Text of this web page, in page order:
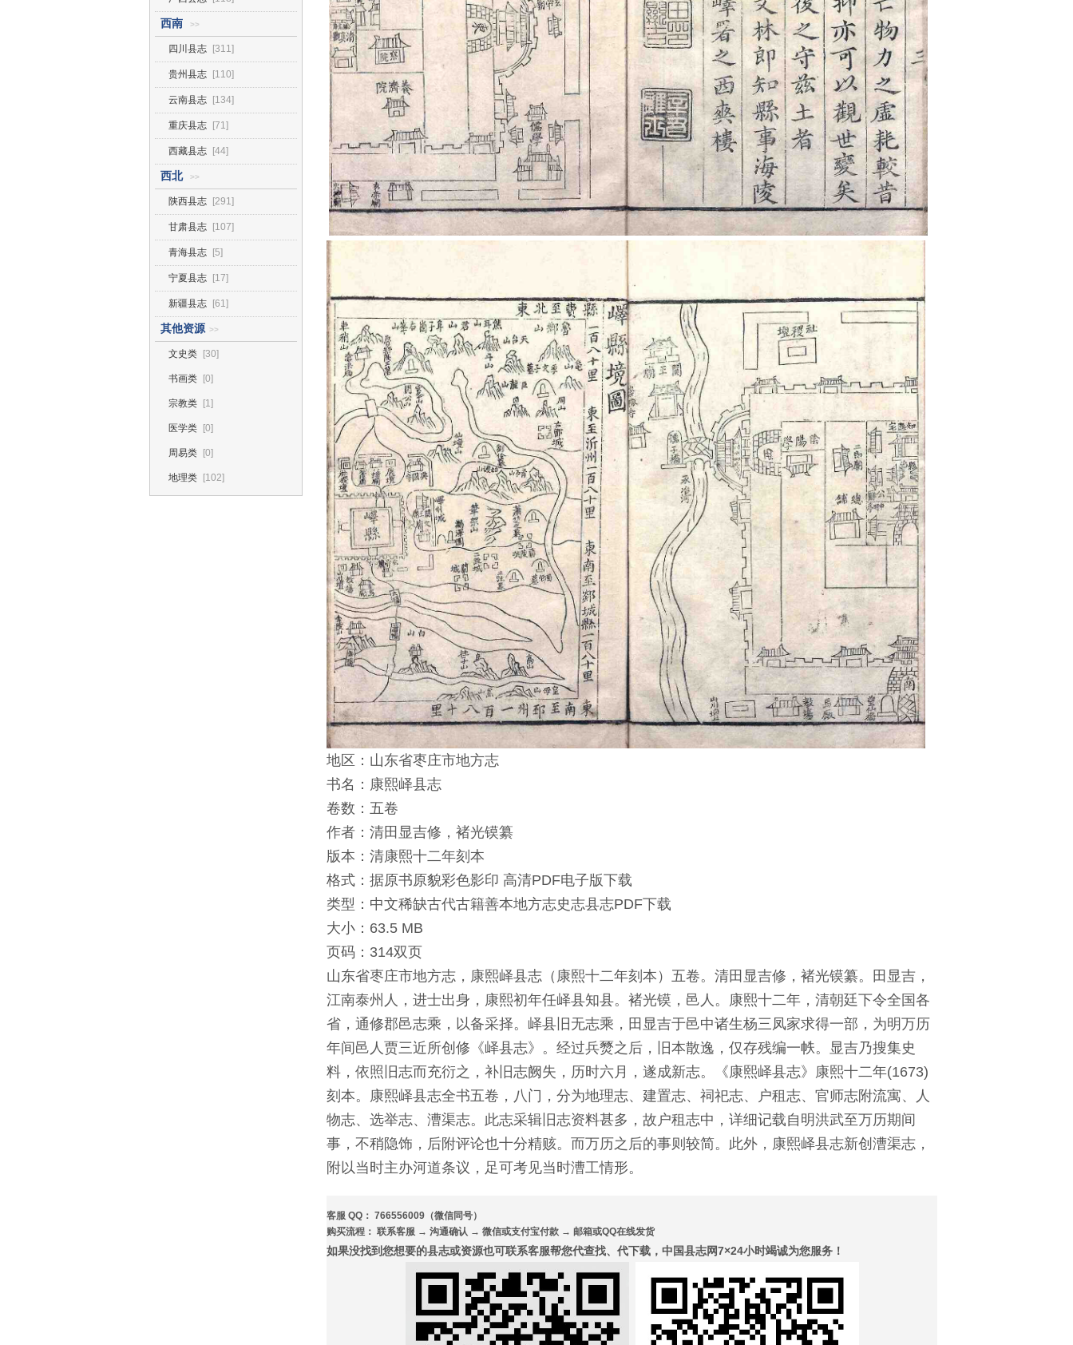
西南 >>
四川县志 [311]
贵州县志 [110]
云南县志 [134]
重庆县志 [71]
西藏县志 [44]
西北 >>
陕西县志 [291]
甘肃县志 [107]
青海县志 [5]
宁夏县志 [17]
新疆县志 [61]
其他资源 >>
文史类 [30]
书画类 [0]
宗教类 [1]
医学类 [0]
周易类 [0]
地理类 [102]
地区：山东省枣庄市地方志
书名：康熙峄县志
卷数：五卷
作者：清田显吉修，褚光镆纂
版本：清康熙十二年刻本
格式：据原书原貌彩色影印 高清PDF电子版下载
类型：中文稀缺古代古籍善本地方志史志县志PDF下载
大小：63.5 MB
页码：314双页
山东省枣庄市地方志，康熙峄县志（康熙十二年刻本）五卷。清田显吉修，褚光镆纂。田显吉，
江南泰州人，进士出身，康熙初年任峄县知县。褚光镆，邑人。康熙十二年，清朝廷下令全国各
省，通修郡邑志乘，以备采择。峄县旧无志乘，田显吉于邑中诸生杨三凤家求得一部，为明万历
年间邑人贾三近所创修《峄县志》。经过兵燹之后，旧本散逸，仅存残编一帙。显吉乃搜集史
料，依照旧志而充衍之，补旧志阙失，历时六月，遂成新志。《康熙峄县志》康熙十二年(1673)
刻本。康熙峄县志全书五卷，八门，分为地理志、建置志、祠祀志、户租志、官师志附流寓、人
物志、选举志、漕渠志。此志采辑旧志资料甚多，故户租志中，详细记载自明洪武至万历期间
事，不稍隐饰，后附评论也十分精赅。而万历之后的事则较简。此外，康熙峄县志新创漕渠志，
附以当时主办河道条议，足可考见当时漕工情形。
客服 QQ： 766556009（微信同号）
购买流程： 联系客服 → 沟通确认 → 微信或支付宝付款 → 邮箱或QQ在线发货
如果没找到您想要的县志或资源也可联系客服帮您代查找、代下载，中国县志网7×24小时竭诚为您服务！